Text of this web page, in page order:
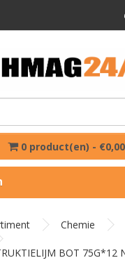
0 product(en) - €0,00
Chemie
BOT 75G*12